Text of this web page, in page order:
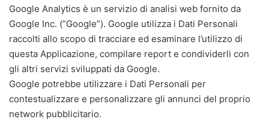
Google Analytics è un servizio di analisi web fornito da
Google Inc. (“Google”). Google utilizza i Dati Personali
raccolti allo scopo di tracciare ed esaminare l’utilizzo di
questa Applicazione, compilare report e condividerli con
gli altri servizi sviluppati da Google.
Google potrebbe utilizzare i Dati Personali per
contestualizzare e personalizzare gli annunci del proprio
network pubblicitario.